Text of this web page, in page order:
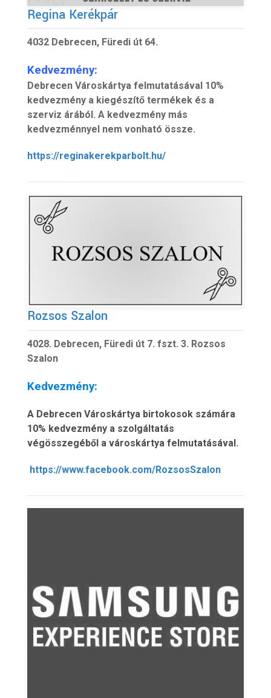
Regina Kerékpár
4032 Debrecen, Füredi út 64.
Kedvezmény:
Debrecen Városkártya felmutatásával 10%
kedvezmény a kiegészítő termékek és a
szerviz árából. A kedvezmény más
kedvezménnyel nem vonható össze.
https://reginakerekparbolt.hu/
Rozsos Szalon
4028. Debrecen, Füredi út 7. fszt. 3. Rozsos
Szalon
Kedvezmény:
A Debrecen Városkártya birtokosok számára
10% kedvezmény a szolgáltatás
végösszegéből a városkártya felmutatásával.
https://www.facebook.com/RozsosSzalon